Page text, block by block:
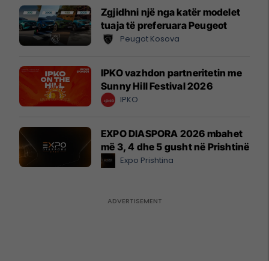
Zgjidhni një nga katër modelet
tuaja të preferuara Peugeot
Peugot Kosova
IPKO vazhdon partneritetin me
Sunny Hill Festival 2026
IPKO
EXPO DIASPORA 2026 mbahet
më 3, 4 dhe 5 gusht në Prishtinë
Expo Prishtina